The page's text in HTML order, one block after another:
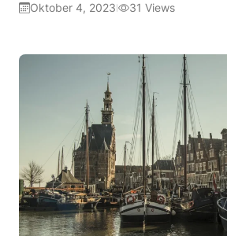
Oktober 4, 2023 31 Views